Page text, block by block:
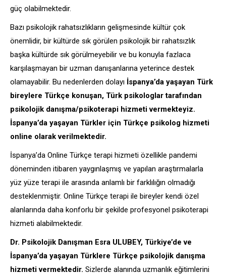
güç olabilmektedir.
Bazı psikolojik rahatsızlıkların gelişmesinde kültür çok
önemlidir, bir kültürde sık görülen psikolojik bir rahatsızlık
başka kültürde sık görülmeyebilir ve bu konuyla fazlaca
karşılaşmayan bir uzman danışanlarına yeterince destek
olamayabilir. Bu nedenlerden dolayı İspanya’da yaşayan Türk
bireylere Türkçe konuşan, Türk psikologlar tarafından
psikolojik danışma/psikoterapi hizmeti vermekteyiz.
İspanya’da yaşayan Türkler için Türkçe psikolog hizmeti
online olarak verilmektedir.
İspanya’da Online Türkçe terapi hizmeti özellikle pandemi
döneminden itibaren yaygınlaşmış ve yapılan araştırmalarla
yüz yüze terapi ile arasında anlamlı bir farklılığın olmadığı
desteklenmiştir. Online Türkçe terapi ile bireyler kendi özel
alanlarında daha konforlu bir şekilde profesyonel psikoterapi
hizmeti alabilmektedir.
Dr. Psikolojik Danışman Esra ULUBEY, Türkiye’de ve
İspanya’da yaşayan Türklere Türkçe psikolojik danışma
hizmeti vermektedir. Sizlerde alanında uzmanlık eğitimlerini